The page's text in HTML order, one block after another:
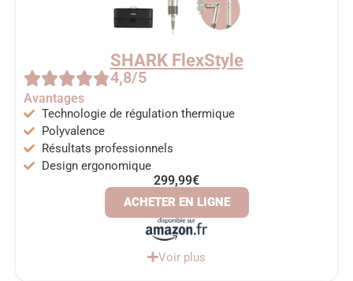
SHARK FlexStyle
4,8/5
Avantages
Technologie de régulation thermique
Polyvalence
Résultats professionnels
Design ergonomique
299,99€
ACHETER EN LIGNE
Voir plus